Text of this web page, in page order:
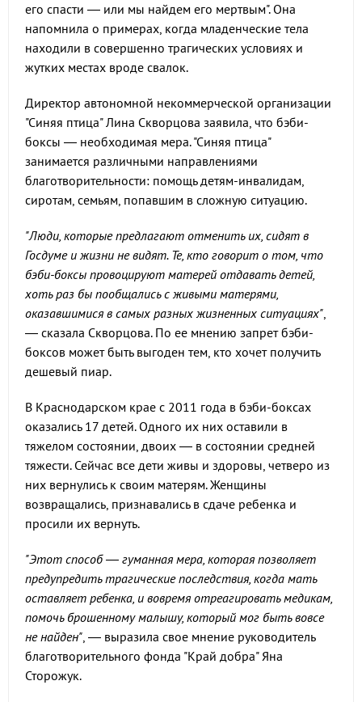
его спасти — или мы найдем его мертвым". Она
напомнила о примерах, когда младенческие тела
находили в совершенно трагических условиях и
жутких местах вроде свалок.
Директор автономной некоммерческой организации
"Синяя птица" Лина Скворцова заявила, что бэби-
боксы — необходимая мера. "Синяя птица"
занимается различными направлениями
благотворительности: помощь детям-инвалидам,
сиротам, семьям, попавшим в сложную ситуацию.
"Люди, которые предлагают отменить их, сидят в
Госдуме и жизни не видят. Те, кто говорит о том, что
бэби-боксы провоцируют матерей отдавать детей,
хоть раз бы пообщались с живыми матерями,
оказавшимися в самых разных жизненных ситуациях",
— сказала Скворцова. По ее мнению запрет бэби-
боксов может быть выгоден тем, кто хочет получить
дешевый пиар.
В Краснодарском крае с 2011 года в бэби-боксах
оказались 17 детей. Одного их них оставили в
тяжелом состоянии, двоих — в состоянии средней
тяжести. Сейчас все дети живы и здоровы, четверо из
них вернулись к своим матерям. Женщины
возвращались, признавались в сдаче ребенка и
просили их вернуть.
"Этот способ — гуманная мера, которая позволяет
предупредить трагические последствия, когда мать
оставляет ребенка, и вовремя отреагировать медикам,
помочь брошенному малышу, который мог быть вовсе
не найден", — выразила свое мнение руководитель
благотворительного фонда "Край добра" Яна
Сторожук.